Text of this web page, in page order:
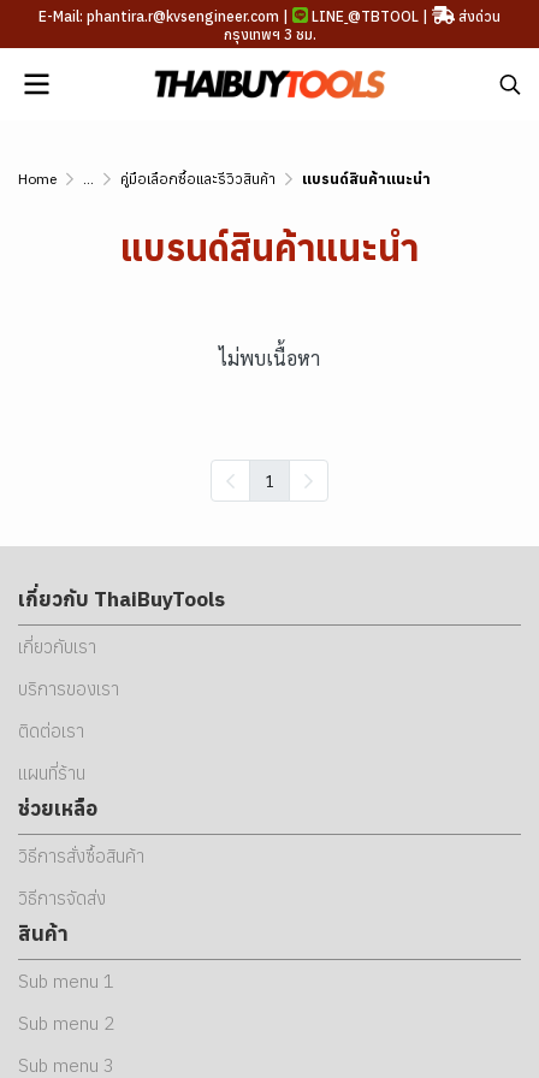
E-Mail: phantira.r@kvsengineer.com | LINE @TBTOOL |
ส่งด่วน
กรุงเทพฯ 3 ชม.
Home ... คู่มือเลือกซื้อและรีวิวสินค้า แบรนด์สินค้าแนะนำ
แบรนด์สินค้าแนะนำ
ไม่พบเนื้อหา
1
เกี่ยวกับ ThaiBuyTools
เกี่ยวกับเรา
บริการของเรา
ติดต่อเรา
แผนที่ร้าน
ช่วยเหลือ
วิธีการสั่งซื้อสินค้า
วิธีการจัดส่ง
สินค้า
Sub menu 1
Sub menu 2
Sub menu 3